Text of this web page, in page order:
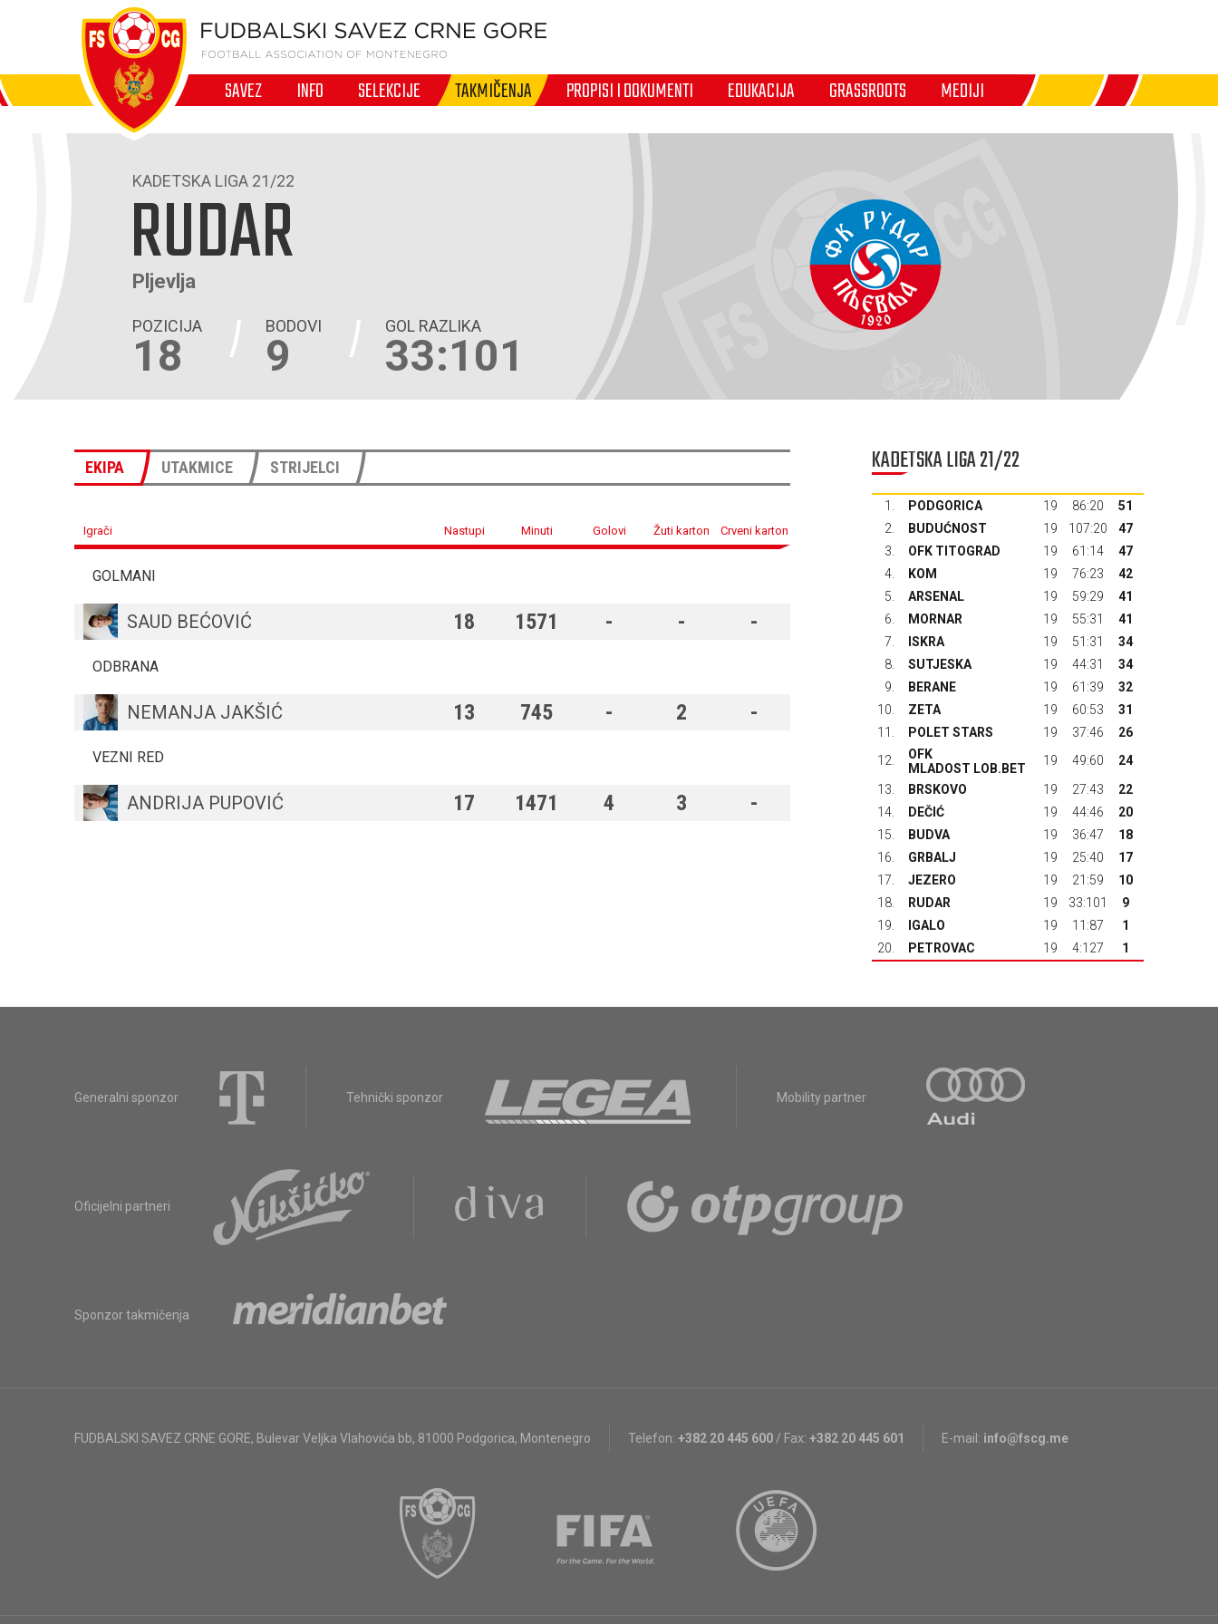
SAVEZ INFO SELEKCIJE TAKMIČENJA PROPISI I DOKUMENTI EDUKACIJA GRASSROOTS MEDIJI
KADETSKA LIGA 21/22
RUDAR
Pljevlja
POZICIJA
18
BODOVI
9
GOL RAZLIKA
33:101
EKIPA UTAKMICE STRIJELCI
Igrači Nastupi Minuti Golovi Žuti karton Crveni karton
GOLMANI
SAUD BEĆOVIĆ 18 1571 - - -
ODBRANA
NEMANJA JAKŠIĆ 13 745 - 2 -
VEZNI RED
ANDRIJA PUPOVIĆ 17 1471 4 3 -
KADETSKA LIGA 21/22
1. PODGORICA 19 86:20
51
2.
BUDUĆNOST 19 107:20
47
3.
OFK TITOGRAD 19 61:14
47
4.
KOM 19 76:23
42
5.
ARSENAL 19 59:29
41
6.
MORNAR 19 55:31
41
7.
ISKRA 19 51:31
34
8.
SUTJESKA 19 44:31
34
9.
BERANE 19 61:39
32
10.
ZETA 19 60:53
31
11.
POLET STARS 19 37:46
26
12.
OFK
MLADOST LOB.BET
19 49:60
24
13.
BRSKOVO 19 27:43
22
14.
DEČIĆ 19 44:46
20
15.
BUDVA 19 36:47
18
16.
GRBALJ 19 25:40
17
17.
JEZERO 19 21:59
10
18.
RUDAR 19 33:101
9
19.
IGALO 19 11:87
1
20.
PETROVAC 19 4:127 1
Generalni sponzor Tehnički sponzor Mobility partner
Oficijelni partneri
Sponzor takmičenja
FUDBALSKI SAVEZ CRNE GORE, Bulevar Veljka Vlahovića bb, 81000 Podgorica, Montenegro Telefon: +382 20 445 600 / Fax: +382 20 445 601 E-mail: info@fscg.me